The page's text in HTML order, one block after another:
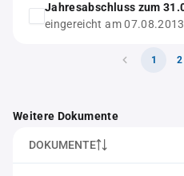
Jahresabschluss zum
eingereicht am 07.08.2013
1 2
Weitere Dokumente
DOKUMENTE